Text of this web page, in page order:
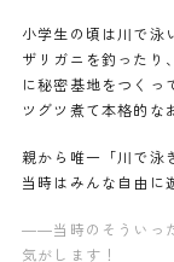
小学生の頃は川で泳
ザリガニを釣ったり
に秘密基地をつくっ
ツグツ煮て本格的な
親から唯一「川で泳
当時はみんな自由に
——当時のそういっ
気がします！